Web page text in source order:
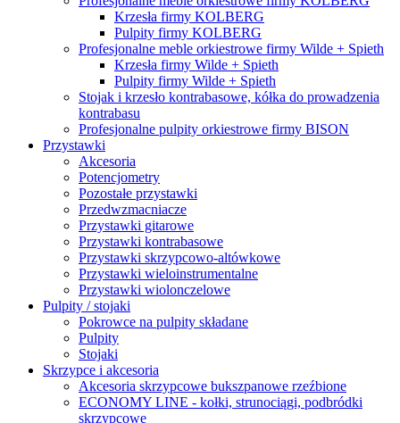
Krzesła firmy KOLBERG
Pulpity firmy KOLBERG
Profesjonalne meble orkiestrowe firmy Wilde + Spieth
Krzesła firmy Wilde + Spieth
Pulpity firmy Wilde + Spieth
Stojak i krzesło kontrabasowe, kółka do prowadzenia
kontrabasu
Profesjonalne pulpity orkiestrowe firmy BISON
Przystawki
Akcesoria
Potencjometry
Pozostałe przystawki
Przedwzmacniacze
Przystawki gitarowe
Przystawki kontrabasowe
Przystawki skrzypcowo-altówkowe
Przystawki wieloinstrumentalne
Przystawki wiolonczelowe
Pulpity / stojaki
Pokrowce na pulpity składane
Pulpity
Stojaki
Skrzypce i akcesoria
Akcesoria skrzypcowe bukszpanowe rzeźbione
ECONOMY LINE - kołki, strunociągi, podbródki
skrzypcowe